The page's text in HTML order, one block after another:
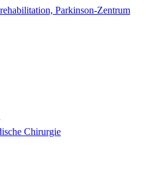
Parkinson-Zentrum
Chirurgie